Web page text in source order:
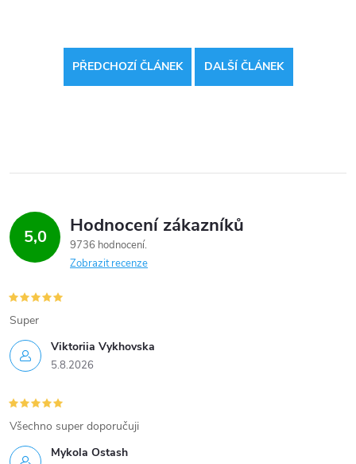
PŘEDCHOZÍ ČLÁNEK DALŠÍ ČLÁNEK
5,0 Hodnocení zákazníků
9736 hodnocení
Zobrazit recenze
Viktoriia Vykhovska
5.8.2026
Super
Mykola Ostash
Všechno super doporučuji